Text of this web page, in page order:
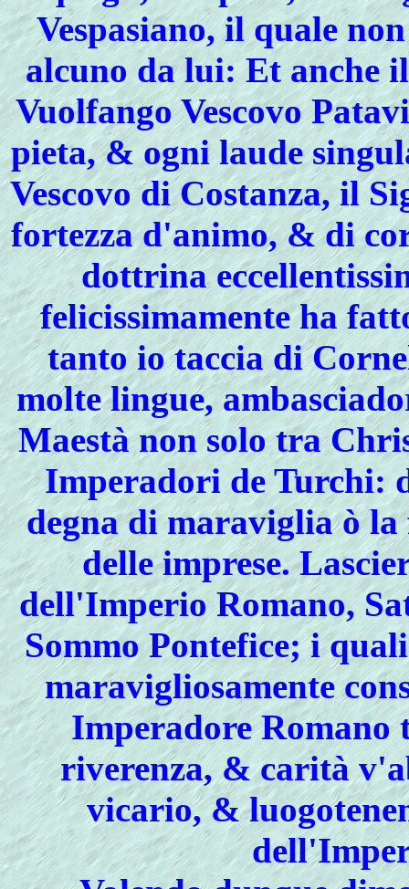
Vespasiano, il quale
alcuno da lui: Et anche
Vuolfango Vescovo
pieta, & ogni laude
Vescovo di Costanza, il
fortezza d'animo, & di
dottrina
felicissimamente ha
tanto io taccia di
molte lingue,
Maestà non solo tra
Imperadori de Turchi:
degna di maraviglia ò la
delle imprese.
dell'Imperio Romano,
Sommo Pontefice; i
maravigliosamente
Imperadore
riverenza, & carità
vicario, &